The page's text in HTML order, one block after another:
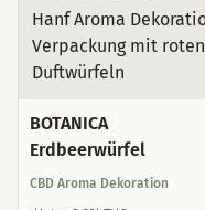
BOTANICA
Erdbeerwürfel
CBD Aroma Dekoration